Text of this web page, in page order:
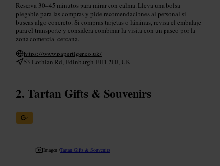
Reserva 30–45 minutos para mirar con calma. Lleva una bolsa
plegable para las compras y pide recomendaciones al personal si
buscas algo concreto. Si compras tarjetas o láminas, revisa el embalaje
para el transporte y considera combinar la visita con un paseo por la
zona comercial cercana.
https://www.papertiger.co.uk/
53 Lothian Rd, Edinburgh EH1 2DJ, UK
Tartan Gifts & Souvenirs
4
Imagen /Tartan Gifts & Souvenirs